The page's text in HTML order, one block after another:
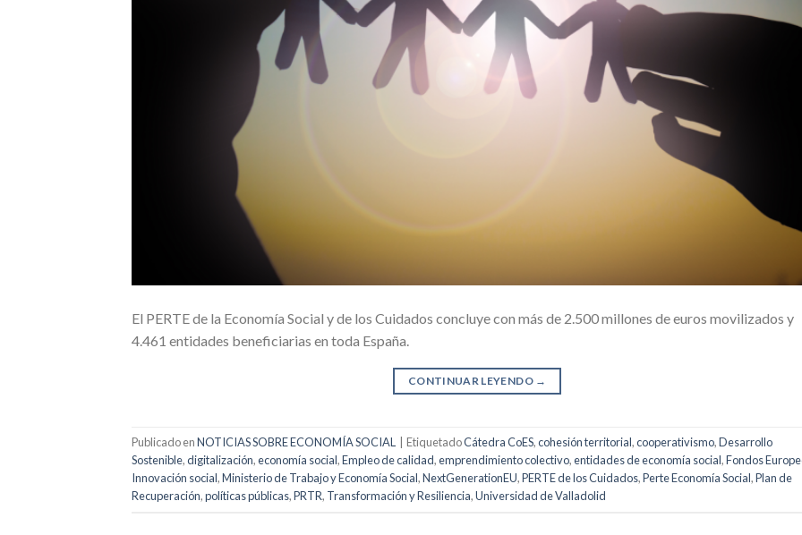
El PERTE de la Economía Social y de los Cuidados concluye con más de 2.500 millones de euros movilizados y
4.461 entidades beneficiarias en toda España.
CONTINUAR LEYENDO →
Publicado enNOTICIAS SOBRE ECONOMÍA SOCIAL EtiquetadoCátedra CoES,cohesión territorial,cooperativismo,Desarrollo
Sostenible,digitalización,economía social,Empleo de calidad,emprendimiento colectivo,entidades de economía social,Fondos
Innovación social,Ministerio de Trabajo y Economía Social,NextGenerationEU,PERTE de los Cuidados,Perte Economía Social,Plan de
Recuperación,políticas públicas,PRTR, Transformación y Resiliencia,Universidad de Valladolid